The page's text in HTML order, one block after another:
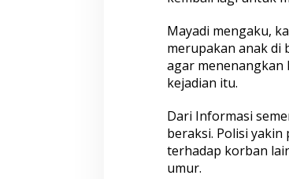
Mayadi mengaku,
merupakan anak di
agar menenangkan
kejadian itu.
Dari Informasi
beraksi. Polisi
terhadap korban
umur.